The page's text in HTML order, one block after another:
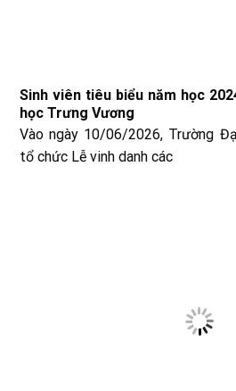
Sinh viên tiêu biểu năm học
học Trưng Vương
Vào ngày 10/06/2026, Trường
tổ chức Lễ vinh danh các